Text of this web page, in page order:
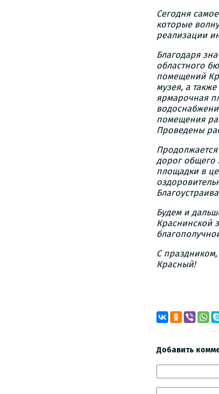
Сегодня
которые
реализации
Благодаря
областного
помещений
музея, а
ярмарочная
помещения
Проведены
дорог общего
площадки в
Будем и
Краснинской
С
Красный!
Добавить